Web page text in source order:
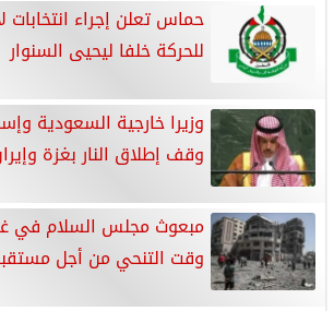
حماس تعلن إجراء انتخابات
للحركة خلفا ليحيى السنوار
وزيرا خارجية السعودية
وقف إطلاق النار بغزة
مبعوث مجلس السلام في
وقت التنحي من أجل